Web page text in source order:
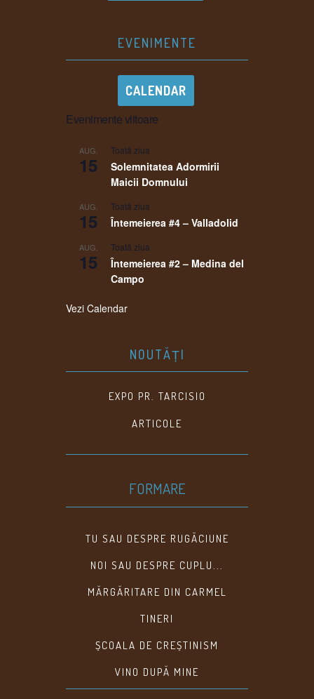
EVENIMENTE
CALENDAR
Evenimente viitoare
AUG.
15
Toată ziua
Solemnitatea Adormirii
Maicii Domnului
AUG.
15
Toată ziua
Întemeierea #4 – Valladolid
AUG.
15
Toată ziua
Întemeierea #2 – Medina del
Campo
Vezi Calendar
NOUTĂȚI
EXPO PR. TARCISIO
ARTICOLE
FORMARE
TU SAU DESPRE RUGĂCIUNE
NOI SAU DESPRE CUPLU...
MĂRGĂRITARE DIN CARMEL
TINERI
ȘCOALA DE CREȘTINISM
VINO DUPĂ MINE